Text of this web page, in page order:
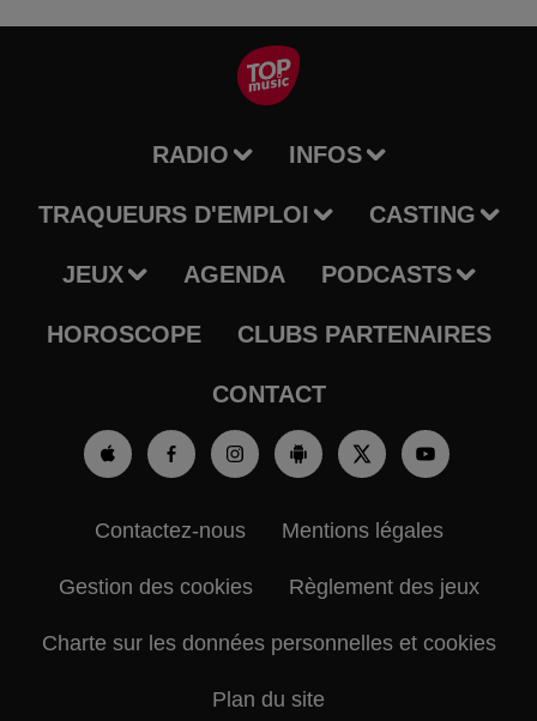
RADIO INFOS
TRAQUEURS D'EMPLOI CASTING
JEUX AGENDA PODCASTS
HOROSCOPE CLUBS PARTENAIRES
CONTACT
Contactez-nous Mentions légales
Gestion des cookies Règlement des jeux
Charte sur les données personnelles et cookies
Plan du site